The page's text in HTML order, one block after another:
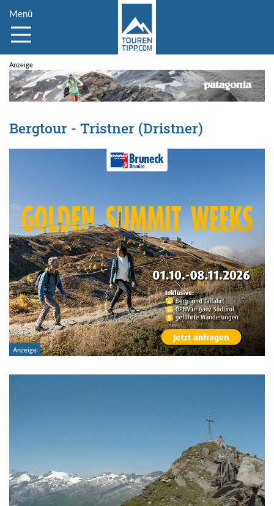
Menü
Bergtour - Tristner (Dristner)